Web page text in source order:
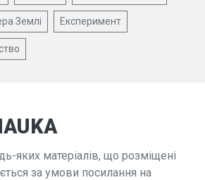
Землі Експеримент
яких матеріалів, що розміщені
за умови посилання на